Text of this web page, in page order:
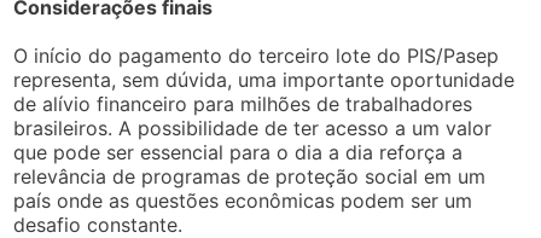
Considerações finais
O início do pagamento do terceiro lote do PIS/Pasep
representa, sem dúvida, uma importante oportunidade
de alívio financeiro para milhões de trabalhadores
brasileiros. A possibilidade de ter acesso a um valor
que pode ser essencial para o dia a dia reforça a
relevância de programas de proteção social em um
país onde as questões econômicas podem ser um
desafio constante.